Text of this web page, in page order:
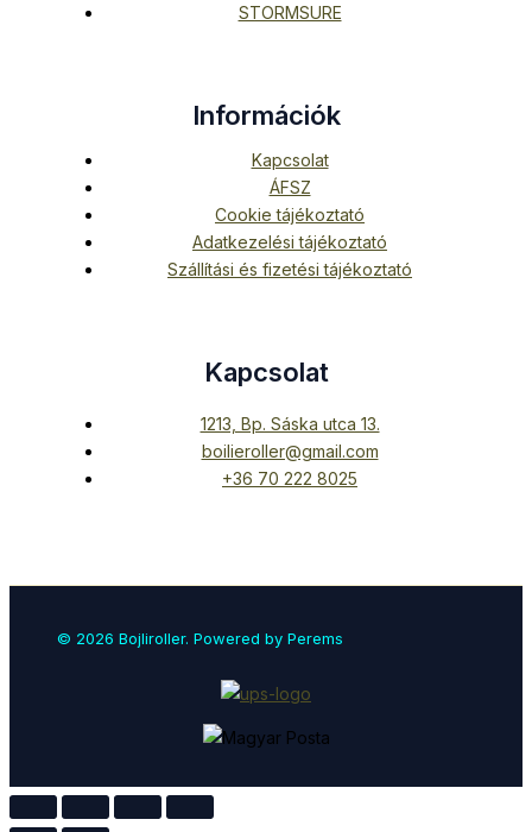
STORMSURE
Információk
Kapcsolat
ÁFSZ
Cookie tájékoztató
Adatkezelési tájékoztató
Szállítási és fizetési tájékoztató
Kapcsolat
1213, Bp. Sáska utca 13.
boilieroller@gmail.com
+36 70 222 8025
© 2026 Bojliroller. Powered by Perems